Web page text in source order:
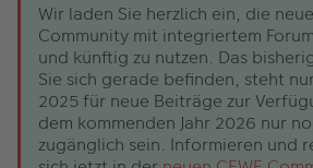
Wir laden Sie herzlich ein, die
Community mit integriertem
und künftig zu nutzen. Das
Sie sich gerade befinden, steht
2025 für neue Beiträge zur
dem kommenden Jahr 2026 nur
zugänglich sein. Informieren und